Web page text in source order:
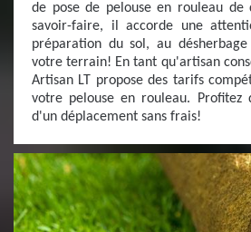
de pose de pelouse en rouleau de
savoir-faire, il accorde une
préparation du sol, au
votre terrain! En tant qu'artisan
Artisan LT propose des tarifs
votre pelouse en rouleau.
d'un déplacement sans frais!